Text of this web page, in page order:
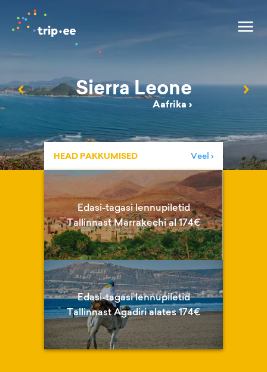
‹ Sierra Leone
Aafrika ›
›
HEAD PAKKUMISED Veel ›
Edasi-tagasi lennupiletid
Tallinnast Marrakechi al 174€
Edasi-tagasi lennupiletid
Tallinnast Agadiri alates 174€